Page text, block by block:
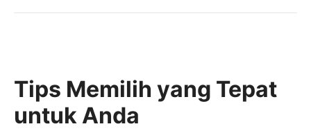
Tips Memilih yang Tepat
untuk Anda